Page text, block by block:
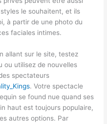
le souhaitent, et ils
à partir de une photo du
faciales intimes.
allant sur le site, testez
ou utilisez de nouvelles
spectateurs
. Votre spectacle
se found nue quand ses
haut est toujours populaire,
autres options. Par